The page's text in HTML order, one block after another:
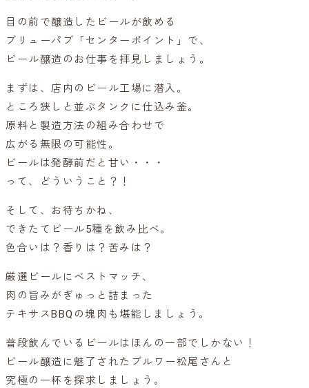
目の前で醸造したビールが飲める
ブリューパブ「センターポイント」で、
ビール醸造のお仕事を拝見しましょう。
まずは、店内のビール工場に潜入。
ところ狭しと並ぶタンクに仕込み釜。
原料と製造方法の組み合わせで
広がる無限の可能性。
ビールは発酵前だと甘い・・・
って、どういうこと？！
そして、お待ちかね、
できたてビール5種を飲み比べ。
色合いは？香りは？苦みは？
厳選ビールにベストマッチ、
肉の旨みがぎゅっと詰まった
テキサスBBQの塊肉も堪能しましょう。
普段飲んでいるビールはほんの一部でしかない！
ビール醸造に魅了されたブルワー松尾さんと
究極の一杯を探求しましょう。